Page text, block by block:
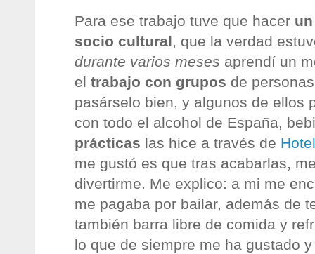
Para ese trabajo tuve que hacer
socio cultural, que la verdad
durante varios meses aprendí un
el trabajo con grupos de
pasárselo bien, y algunos de ellos
con todo el alcohol de España,
prácticas las hice a través de
me gustó es que tras acabarlas,
divertirme. Me explico: a mi me
me pagaba por bailar, además de
también barra libre de comida y
lo que de siempre me ha gustado